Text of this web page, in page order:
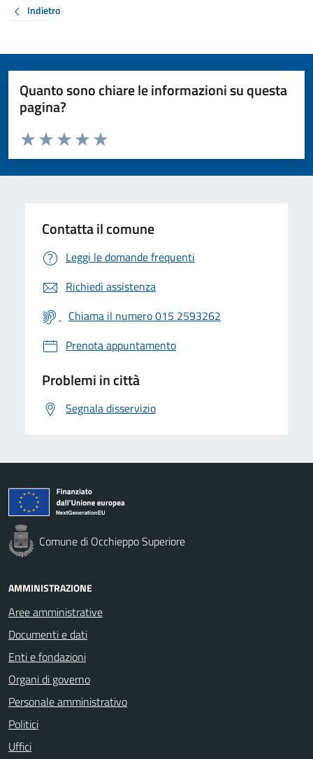
Indietro
Quanto sono chiare le informazioni su questa
pagina?
Valuta da 1 a 5 stelle la pagina
Valuta 5 stelle su 5
Valuta 4 stelle su 5
Valuta 3 stelle su 5
Valuta 2 stelle su 5
Valuta 1 stelle su 5
Contatta il comune
Leggi le domande frequenti
Richiedi assistenza
Chiama il numero 015 2593262
Prenota appuntamento
Problemi in città
Segnala disservizio
Comune di Occhieppo Superiore
AMMINISTRAZIONE
Aree amministrative
Documenti e dati
Enti e fondazioni
Organi di governo
Personale amministrativo
Politici
Uffici